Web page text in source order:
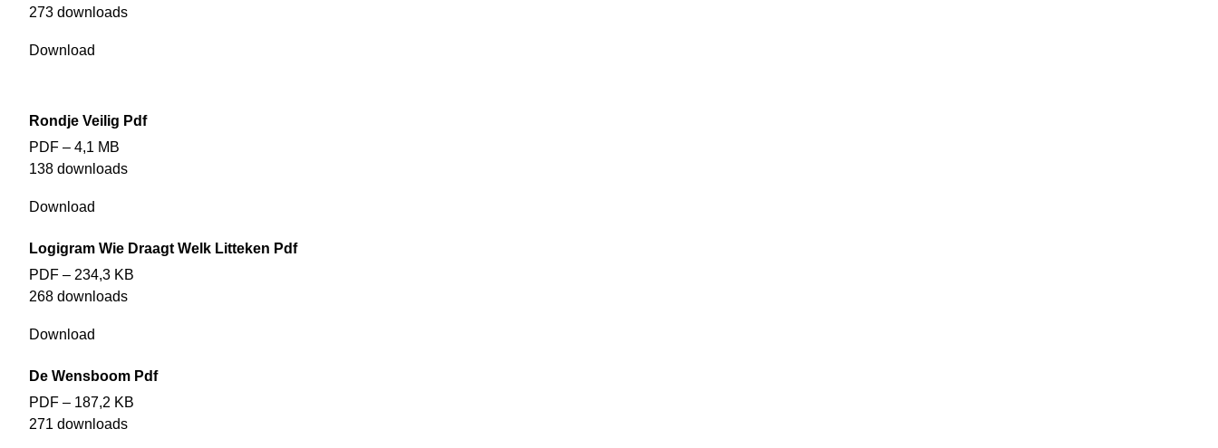
273 downloads
Download
Rondje Veilig Pdf
PDF – 4,1 MB
138 downloads
Download
Logigram Wie Draagt Welk Litteken Pdf
PDF – 234,3 KB
268 downloads
Download
De Wensboom Pdf
PDF – 187,2 KB
271 downloads